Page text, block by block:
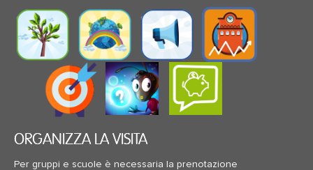
ORGANIZZA LA VISITA
Per gruppi e scuole è necessaria la prenotazione